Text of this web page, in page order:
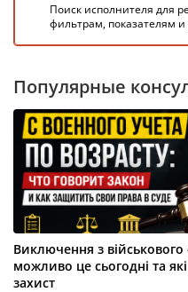
Поиск исполнителя для
фильтрам, показателям и
Популярные
Виключення з військового
можливо це сьогодні та
захист